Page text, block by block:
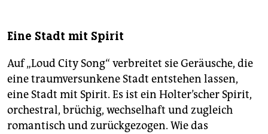
Eine Stadt mit Spirit
Auf „Loud City Song“ verbreitet sie Geräusche, die
eine traumversunkene Stadt entstehen lassen,
eine Stadt mit Spirit. Es ist ein Holter’scher Spirit,
orchestral, brüchig, wechselhaft und zugleich
romantisch und zurückgezogen. Wie das